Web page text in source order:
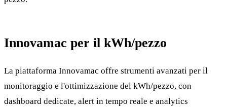
Innovamac per il kWh/pezzo
La piattaforma Innovamac offre strumenti avanzati per il
monitoraggio e l'ottimizzazione del kWh/pezzo, con
dashboard dedicate, alert in tempo reale e analytics